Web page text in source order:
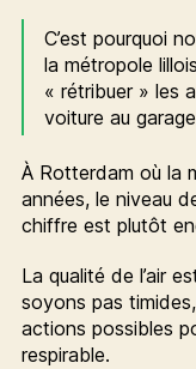
C’est pourquoi
la métropole
« rétribuer » les
voiture au
À Rotterdam où la
années, le niveau
chiffre est plutôt
La qualité de l’air
soyons pas
actions possibles
respirable.